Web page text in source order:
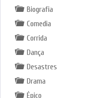
Biografia
Comedia
Corrida
Dança
Desastres
Drama
Épico